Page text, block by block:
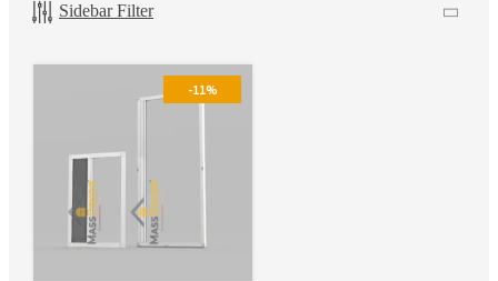
Sidebar Filter
-11%